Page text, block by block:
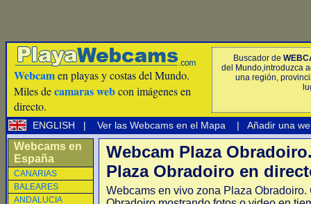
Webcamen playas y costas del Mundo.
Miles decamaras webcon imágenes en
directo.
Buscador de
del Mundo,introduzca
una región,
ENGLISH | Ver las Webcams en el Mapa | Añadir una
Webcams en
España
CANARIAS
BALEARES
ANDALUCIA
Webcam Plaza
Plaza Obradoiro en
Webcams en vivo zona Plaza